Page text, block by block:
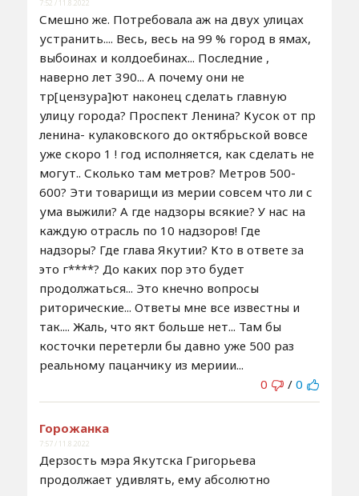
7:52 / 11.8.2022
Смешно же. Потребовала аж на двух улицах
устранить.... Весь, весь на 99 % город в ямах,
выбоинах и колдоебинах... Последние ,
наверно лет 390... А почему они не
тр[цензура]ют наконец сделать главную
улицу города? Проспект Ленина? Кусок от пр
ленина- кулаковского до октябрьской вовсе
уже скоро 1 ! год исполняется, как сделать не
могут.. Сколько там метров? Метров 500-
600? Эти товарищи из мерии совсем что ли с
ума выжили? А где надзоры всякие? У нас на
каждую отрасль по 10 надзоров! Где
надзоры? Где глава Якутии? Кто в ответе за
это г****? До каких пор это будет
продолжаться... Это кнечно вопросы
риторические... Ответы мне все известны и
так.... Жаль, что якт больше нет... Там бы
косточки перетерли бы давно уже 500 раз
реальному пацанчику из мериии...
0
/ 0
Горожанка
7:57 / 11.8.2022
Дерзость мэра Якутска Григорьева
продолжает удивлять, ему абсолютно